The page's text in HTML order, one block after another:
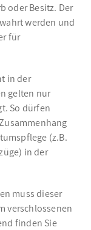
oder Besitz. Der
werden und
für
in der
gelten nur
So dürfen
(z.B.
in der
muss dieser
verschlossenen
finden Sie